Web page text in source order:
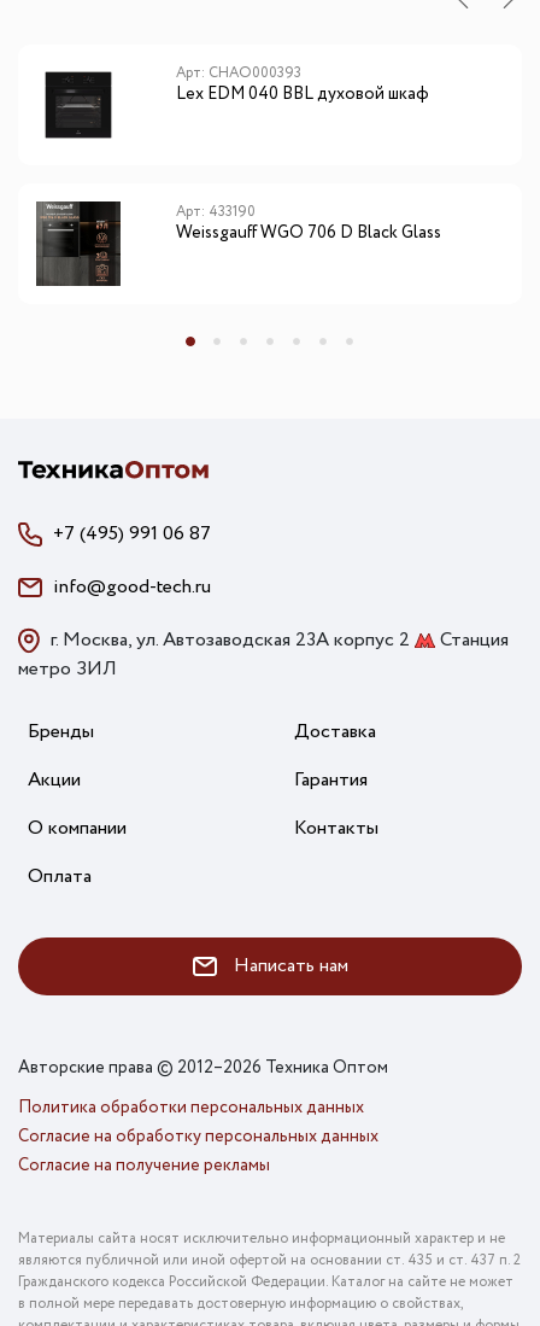
Арт: CHAO000393
Lex EDM 040 BBL духовой шкаф
Арт: 433190
Weissgauff WGO 706 D Black Glass
+7 (495) 991 06 87
info@good-tech.ru
г. Москва, ул. Автозаводская 23А корпус 2
Станция
метро ЗИЛ
Бренды
Акции
О компании
Оплата
Доставка
Гарантия
Контакты
Написать нам
Авторские права © 2012–2026 Техника Оптом
Политика обработки персональных данных
Согласие на обработку персональных данных
Согласие на получение рекламы
Материалы сайта носят исключительно информационный характер и не
являются публичной или иной офертой на основании ст. 435 и ст. 437 п. 2
Гражданского кодекса Российской Федерации. Каталог на сайте не может
в полной мере передавать достоверную информацию о свойствах,